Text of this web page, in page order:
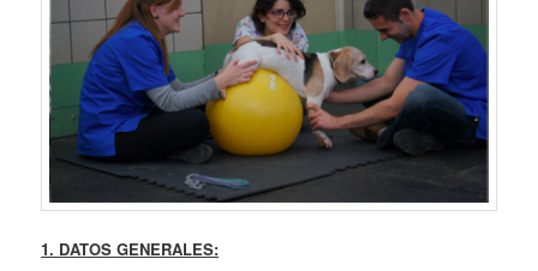
1. DATOS GENERALES: